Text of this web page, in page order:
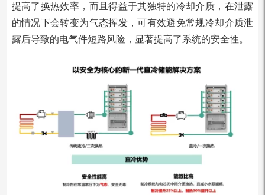
提高了换热效率，而且得益于其独特的冷却介质，在泄露
的情况下会转变为气态挥发，可有效避免常规冷却介质泄
露后导致的电气件短路风险，显著提高了系统的安全性。